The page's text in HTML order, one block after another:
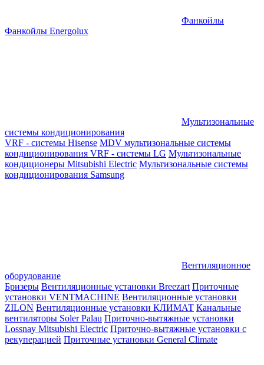
Фанкойлы
Фанкойлы Energolux
Мультизональные
системы кондиционирования
VRF - системы Hisense MDV мультизональные системы
кондиционирования VRF - системы LG Мультизональные
кондиционеры Mitsubishi Electric Мультизональные системы
кондиционирования Samsung
Вентиляционное
оборудование
Бризеры Вентиляционные установки Breezart Приточные
установки VENTMACHINE Вентиляционные установки
ZILON Вентиляционные установки КЛИМАТ Канальные
вентиляторы Soler Palau Приточно-вытяжные установки
Lossnay Mitsubishi Electric Приточно-вытяжные установки с
рекуперацией Приточные установки General Climate